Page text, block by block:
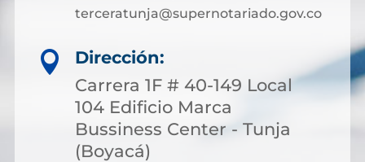
terceratunja@supernotariado.gov.co

Dirección:
Carrera 1F # 40-149 Local
104 Edificio Marca
Bussiness Center - Tunja
(Boyacá)